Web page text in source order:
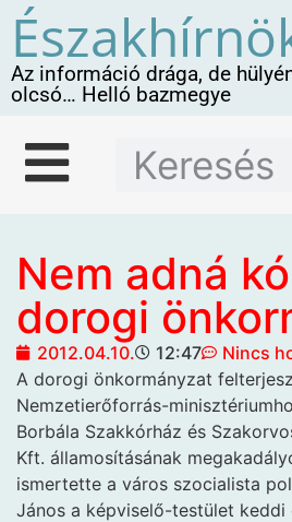
Az információ drága, de
olcsó… Helló bazmegye
Nem adná
dorogi
2012.04.10. 12:47
Nincs
A dorogi önkormányzat
Nemzetierőforrás-
Borbála Szakkórház és
Kft. államosításának
ismertette a város szocialista
János a képviselő-testület keddi